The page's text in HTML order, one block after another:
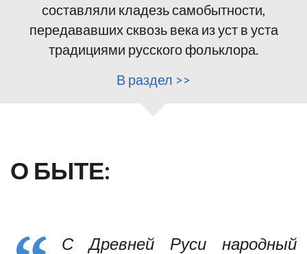
составляли кладезь самобытности,
передававших сквозь века из уст в уста
традициями русского фольклора.
В раздел >>
О БЫТЕ:
С Древней Руси народный